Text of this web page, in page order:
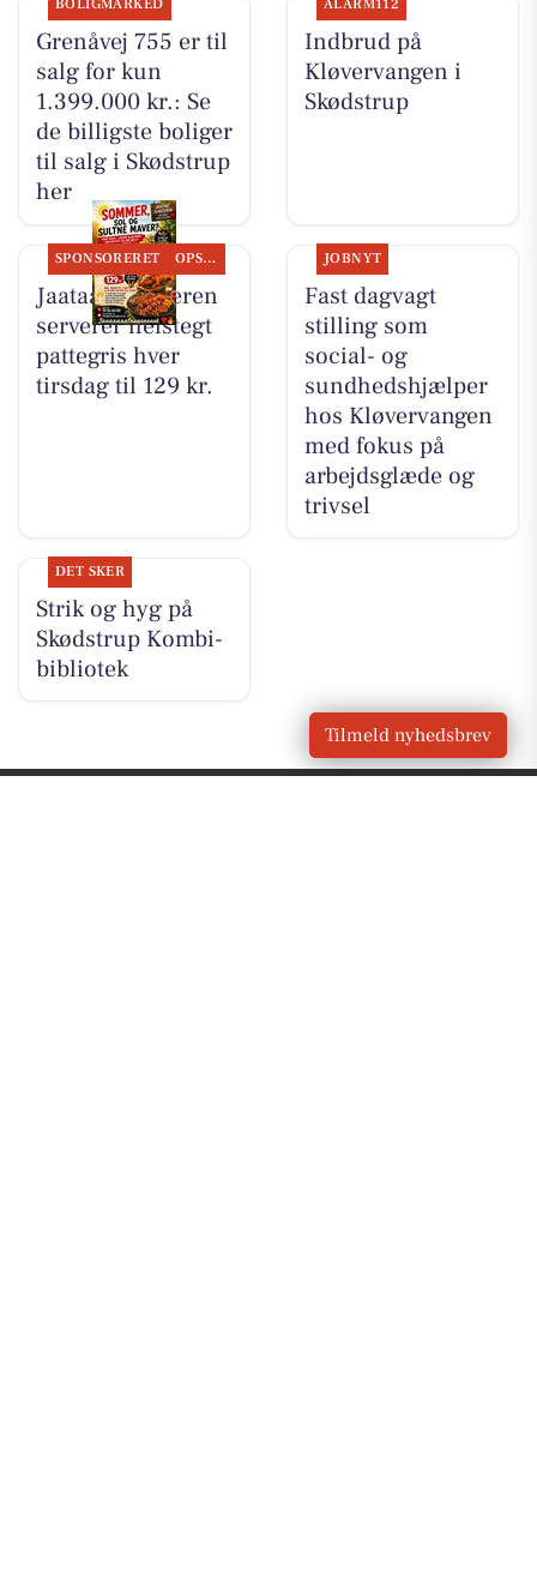
BOLIGMARKED
Grenåvej 755 er til
salg for kun
1.399.000 kr.: Se
de billigste boliger
til salg i Skødstrup
her
ALARM112
Indbrud på
Kløvervangen i
Skødstrup
SPONSORERET OPSLAGSTAVLEN
Jaataak Slagteren
serverer helstegt
pattegris hver
tirsdag til 129 kr.
JOBNYT
Fast dagvagt
stilling som
social- og
sundhedshjælper
hos Kløvervangen
med fokus på
arbejdsglæde og
trivsel
DET SKER
Strik og hyg på
Skødstrup Kombi-
bibliotek
Tilmeld nyhedsbrev